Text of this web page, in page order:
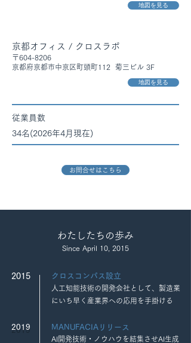
地図を見る
京都オフィス / クロスラボ
〒604-8206
京都府京都市中京区町頭町112 菊三ビル 3F
地図を見る
従業員数
34名(2026年4月現在)
お問合せはこちら
Since April 10, 2015
​わたしたちの歩み
2019 MANUFACIAリリース
AI開発技術・ノウハウを結集させAI生成
2015 ​クロスコンパス 設立
人工知能技術の開発会社として、製造業
にいち早く産業界への応用を手掛ける